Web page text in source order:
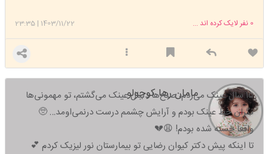
1403/11/22
|
23:35 0 نفر لایک کرده اند ...
مامان رها کوچولو
۱۵ سال عینک می‌زدم، صبح‌ها دنبال عینک می‌گشتم، تو مهمونی‌ها
نگران خط عینک بودم و آرایش چشمم درست درنمی‌اومد… 🥺
واقعاً خسته شده بودم! 😩💔
تا اینکه پیش دکتر کیوان رضایی تو بیمارستان نور لیزیک کردم 💕